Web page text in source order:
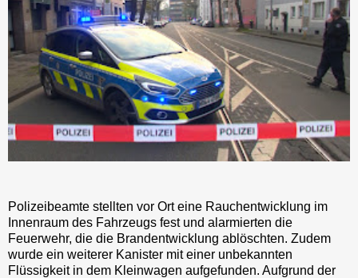
Polizeibeamte stellten vor Ort eine Rauchentwicklung im
Innenraum des Fahrzeugs fest und alarmierten die
Feuerwehr, die die Brandentwicklung ablöschten. Zudem
wurde ein weiterer Kanister mit einer unbekannten
Flüssigkeit in dem Kleinwagen aufgefunden. Aufgrund der